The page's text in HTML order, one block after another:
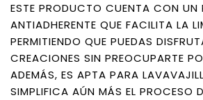
ESTE PRODUCTO CUENTA CON UN
ANTIADHERENTE QUE FACILITA LA
PERMITIENDO QUE PUEDAS
CREACIONES SIN PREOCUPARTE
ADEMÁS, ES APTA PARA
SIMPLIFICA AÚN MÁS EL PROCESO